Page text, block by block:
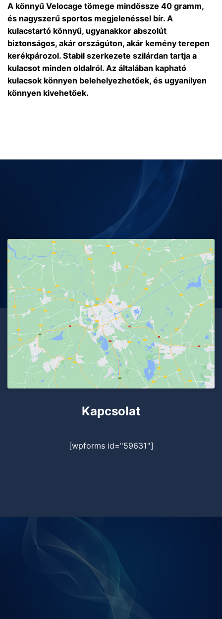
A könnyű Velocage tömege mindössze 40 gramm,
és nagyszerű sportos megjelenéssel bír. A
kulacstartó könnyű, ugyanakkor abszolút
biztonságos, akár országúton, akár kemény terepen
kerékpározol. Stabil szerkezete szilárdan tartja a
kulacsot minden oldalról. Az általában kapható
kulacsok könnyen belehelyezhetőek, és ugyanilyen
könnyen kivehetőek.
Kapcsolat
[wpforms id="59631"]